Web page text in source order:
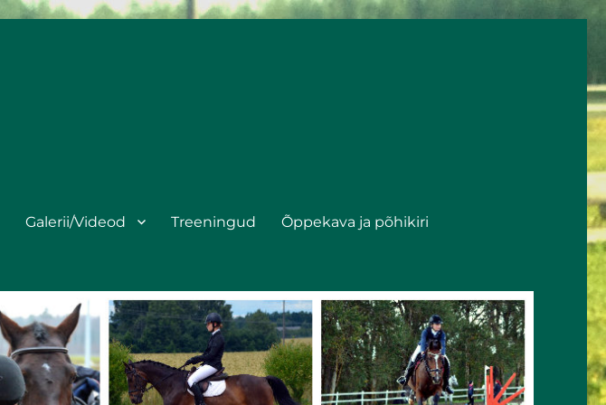
Galerii/Videod Treeningud Õppekava ja põhikiri